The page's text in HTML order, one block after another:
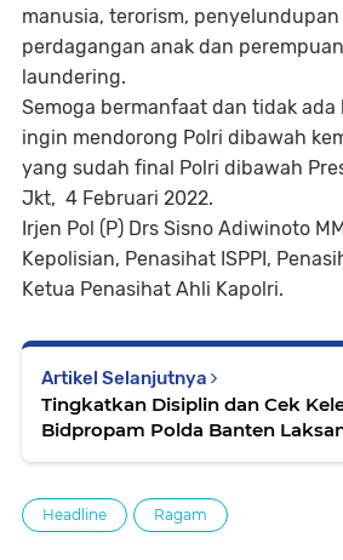
manusia, terorism,
perdagangan anak dan
laundering.
Semoga bermanfaat dan tidak ada
ingin mendorong Polri dibawah
yang sudah final Polri dibawah
Jkt, 4 Februari 2022.
Irjen Pol (P) Drs Sisno Adiwinoto
Kepolisian, Penasihat ISPPI,
Ketua Penasihat Ahli Kapolri.
Artikel Selanjutnya
Tingkatkan Disiplin dan Cek
Bidpropam Polda Banten
Headline Ragam